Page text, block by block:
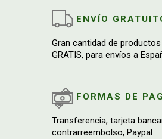
ENVÍO
Gran cantidad de productos
GRATIS, para envíos a
FORMAS DE
Transferencia, tarjeta
contrarreembolso, Paypal